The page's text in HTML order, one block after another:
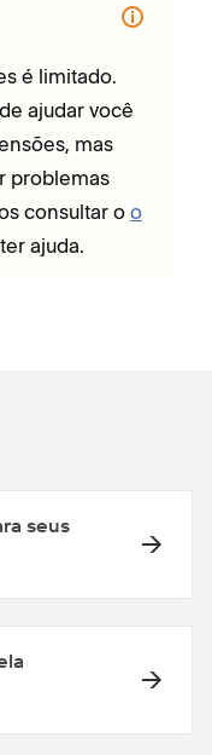
é limitado.
ajudar você
mas
problemas
consultar oo
ajuda.
seus